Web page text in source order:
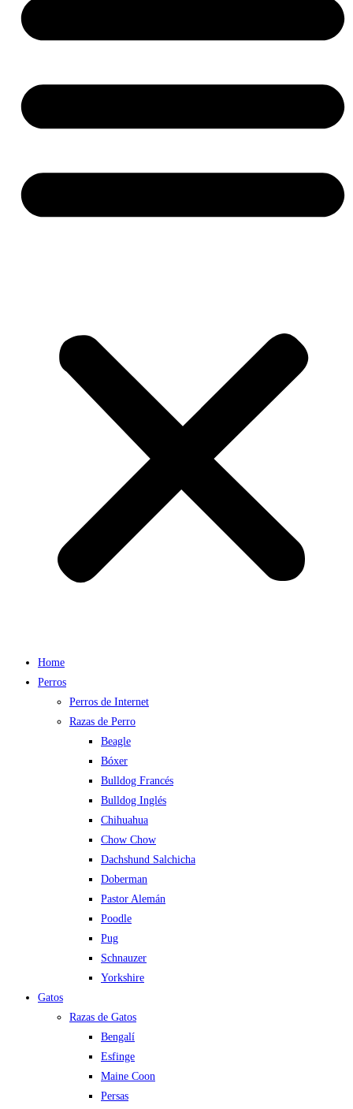
Home
Perros
Perros de Internet
Razas de Perro
Beagle
Bóxer
Bulldog Francés
Bulldog Inglés
Chihuahua
Chow Chow
Dachshund Salchicha
Doberman
Pastor Alemán
Poodle
Pug
Schnauzer
Yorkshire
Gatos
Razas de Gatos
Bengalí
Esfinge
Maine Coon
Persas